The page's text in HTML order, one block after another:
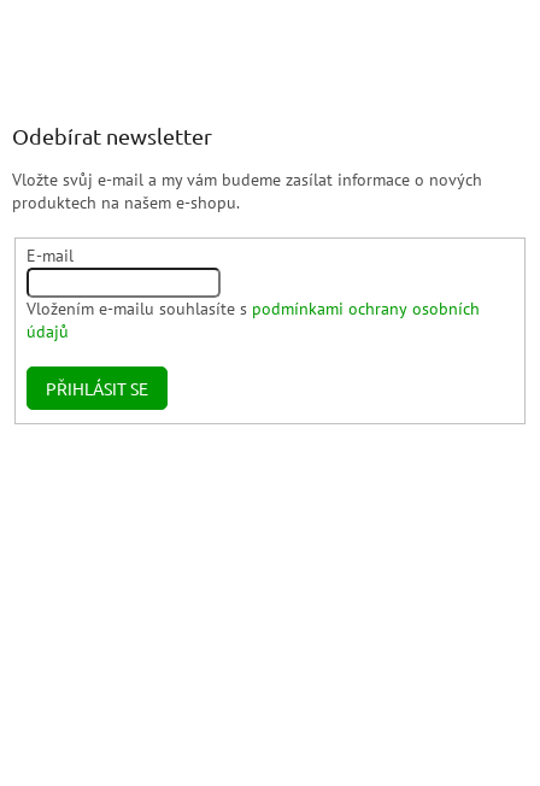
Odebírat newsletter
Vložte svůj e-mail a my vám budeme zasílat informace o nových
produktech na našem e-shopu.
E-mail
Vložením e-mailu souhlasíte s podmínkami ochrany osobních
údajů
PŘIHLÁSIT SE